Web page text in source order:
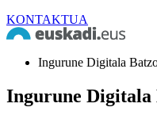
KONTAKTUA
Ingurune Digitala
Ingurune Digitala